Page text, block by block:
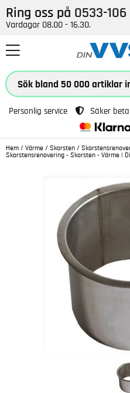
Ring oss på 0533-106
Vardagar 08.00 - 16.30.
Personlig service Säker
Hem / Värme / Skorsten /
Skorstensrenovering - Skorsten - Värme |